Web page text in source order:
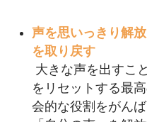
声を思いっきり解
を取り戻す
大きな声を出すこ
をリセットする最
会的な役割をがん